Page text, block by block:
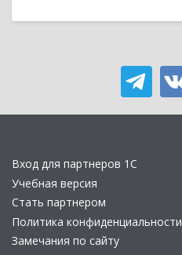
Вход для партнеров 1С
Учебная версия
Стать партнером
Политика конфиденциальности
Замечания по сайту